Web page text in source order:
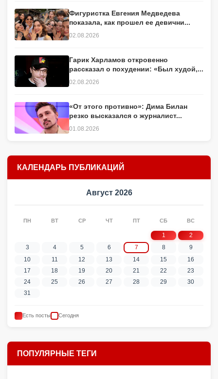
Фигуристка Евгения Медведева
показала, как прошел ее девични...
02.08.2026
Гарик Харламов откровенно
рассказал о похудении: «Был худой,...
02.08.2026
«От этого противно»: Дима Билан
резко высказался о журналист...
01.08.2026
КАЛЕНДАРЬ ПУБЛИКАЦИЙ
Август 2026
ПН ВТ СР ЧТ ПТ СБ ВС
1
2
3
4 5 6 7 8
9
10
11 12 13 14 15
16
17
18 19 20 21 22
23
24
25 26 27 28 29
30
31
Есть посты Сегодня
ПОПУЛЯРНЫЕ ТЕГИ